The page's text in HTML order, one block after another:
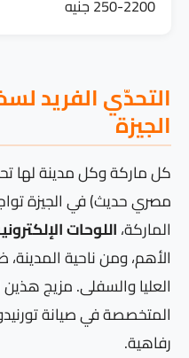
250-2200 جنيه
التحدّي الفريد
الجيزة
كل ماركة وكل مدينة لها
مصري حديث) في الجيزة
الماركة،اللوحات
الأهم، ومن ناحية
العليا والسفلى. مزيج هذين
المتخصصة في صيانة
رفاهية.